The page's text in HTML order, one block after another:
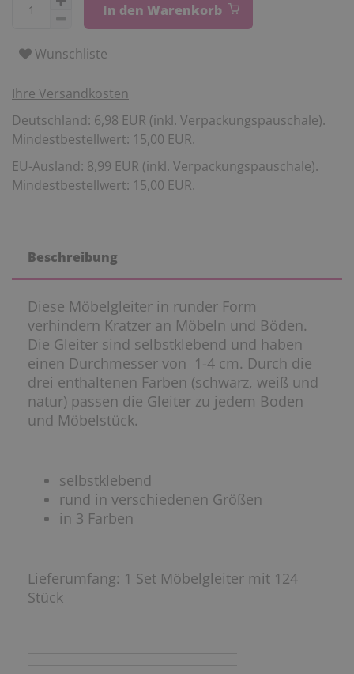
In den Warenkorb
Wunschliste
Ihre Versandkosten
Deutschland: 6,98 EUR (inkl. Verpackungspauschale).
Mindestbestellwert: 15,00 EUR.
EU-Ausland: 8,99 EUR (inkl. Verpackungspauschale).
Mindestbestellwert: 15,00 EUR.
Beschreibung
Diese Möbelgleiter in runder Form
verhindern Kratzer an Möbeln und Böden.
Die Gleiter sind selbstklebend und haben
einen Durchmesser von 1-4 cm. Durch die
drei enthaltenen Farben (schwarz, weiß und
natur) passen die Gleiter zu jedem Boden
und Möbelstück.
selbstklebend
rund in verschiedenen Größen
in 3 Farben
Lieferumfang: 1 Set Möbelgleiter mit 124
Stück